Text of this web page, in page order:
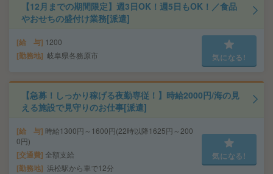
【12月までの期間限定】週3日OK！週5日もOK！／食品
やおせちの盛付け業務[派遣]
給 与 1200
勤務地 岐阜県各務原市 気になる!
【急募！しっかり稼げる夜勤専従！】時給2000円/海の見
える施設で見守りのお仕事[派遣]
給 与 時給1300円～1600円(22時以降1625円～200
0円)
交通費 全額支給
勤務地 浜松駅から車で12分
気になる!